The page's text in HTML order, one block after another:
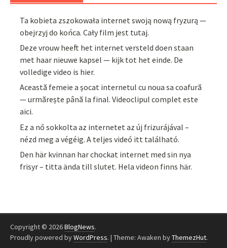
Ta kobieta zszokowała internet swoją nową fryzurą —
obejrzyj do końca. Cały film jest tutaj.
Deze vrouw heeft het internet versteld doen staan
met haar nieuwe kapsel — kijk tot het einde. De
volledige video is hier.
Această femeie a șocat internetul cu noua sa coafură
— urmărește până la final. Videoclipul complet este
aici.
Ez a nő sokkolta az internetet az új frizurájával –
nézd meg a végéig. A teljes videó itt található.
Den här kvinnan har chockat internet med sin nya
frisyr – titta ända till slutet. Hela videon finns här.
Copyright © 2026BlogNews.
Proudly powered byWordPress. | Theme: Awaken byThemezHut.